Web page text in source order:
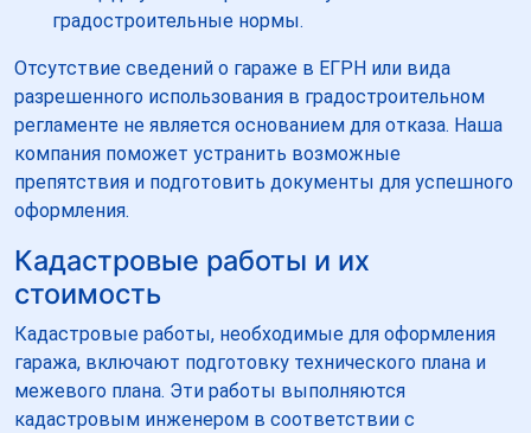
градостроительные нормы.
Отсутствие сведений о гараже в ЕГРН или вида
разрешенного использования в градостроительном
регламенте не является основанием для отказа. Наша
компания поможет устранить возможные
препятствия и подготовить документы для успешного
оформления.
Кадастровые работы и их
стоимость
Кадастровые работы, необходимые для оформления
гаража, включают подготовку технического плана и
межевого плана. Эти работы выполняются
кадастровым инженером в соответствии с